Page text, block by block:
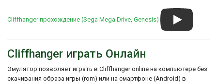
Хотя игра получила внимание благодаря
своей связи с фильмом "Клифхенгер",
моменты и атмосферу, созданную в
соответствии с фильмом, но также
указывали на недостатки в геймплейе и
графике.
Cliffhanger прохождение (Sega Mega Drive, Genesis)
Cliffhanger играть Онлайн
Эмулятор позволяет играть в Cliffhanger online на компьютере без
скачивания образа игры (rom) или на смартфоне (Android) в